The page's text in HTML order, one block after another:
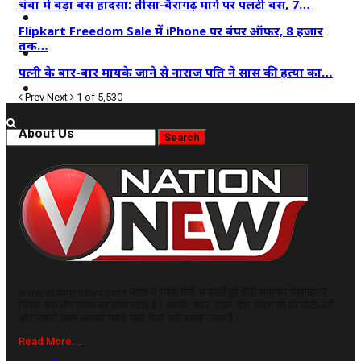
कृषि
विज्ञान तकनीकी
चंबा में बड़ा बस हादसा: तीसा-बैरागढ़ मार्ग पर पलटी बस, 7…
Flipkart Freedom Sale में iPhone पर बंपर ऑफर, 8 हजार
तक…
पत्नी के बार-बार मायके जाने से नाराज पति ने सास की हत्या का…
Prev Next 1 of 5,530
About Us
Read More...